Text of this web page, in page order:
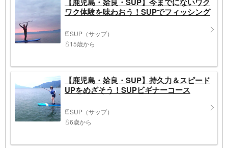
ワク体験を味わおう！SUPでフィッシング
SUP（サップ）
15歳から
【鹿児島・姶良・SUP】持久力＆スピード
UPをめざそう！SUPビギナーコース
SUP（サップ）
6歳から